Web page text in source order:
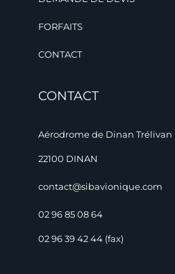
FORFAITS
CONTACT
CONTACT
Aérodrome de Dinan Trélivan
22100 DINAN
contact@sibavionique.com
02 96 85 08 64
02 96 39 42 44 (fax)